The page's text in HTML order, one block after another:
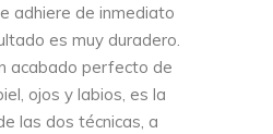
adhiere de inmediato
es muy duradero.
acabado perfecto de
ojos y labios, es la
las dos técnicas, a